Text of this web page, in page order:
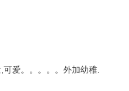
爱。。。。。外加幼稚.